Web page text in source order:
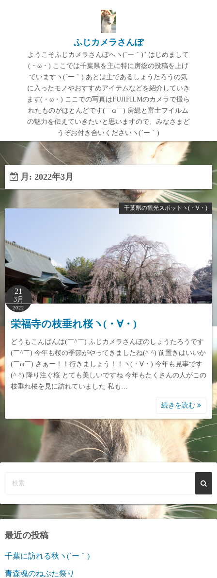
ふじカメラさんぽ
ようこそふじカメラさんぽへヽ(´ー｀)" はじめまして
(・ω・) ここでは千葉県を主に特に房総の投稿を上げ
ていますヽ(´ー｀) あとは主であるしょうたろうの気
に入ったモノやおすすめアイテムなどを紹介していき
ます(・ω・) ここでの写真はFUJIFILMのカメラで撮ら
れたものがほとんどです(￣ω￣) 房総と富士フイルム
の魅力を伝えていきたいと思いますので、みなさまど
うぞお付き合いくださいヽ(´ー｀)
月: 2022年3月
千葉県の観光スポットヽ(・∀・)
21
3月
2022
栄福寺の枝垂れ桜ヽ(・∀・)
どうもこんばんは(￣^￣) ふじカメラさんぽのしょうたろうです
(￣^￣) 今年も桜の季節がやってきましたね(^ ^) 前置きはいいか
(￣ω￣) さぁー！！行きましょう！！ヽ(・∀・) 今年も見事です
(^ ^) 降り注ぐ桜 とても美しいですね 今年もたくさんの人がこの
枝垂れ桜を見に訪れていました 私も…
続きを読む
最近の投稿
千葉に訪れる秋ヽ(´ー｀)
青森魂のねぶた祭り